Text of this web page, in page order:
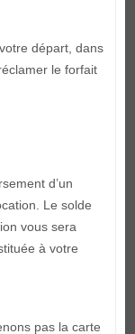
départ, dans
le forfait
d’un
Le solde
vous sera
à votre
pas la carte